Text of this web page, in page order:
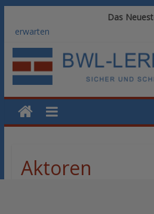
Das
Vom BWL-Studium zur
Rechnungswesen im BWL-
Finanzbuchhaltung
KI-Kompetenz im BWL-Studium:
Datenanalyse verstehen
Methoden der
klassische Präsenzschulung im
Aktoren